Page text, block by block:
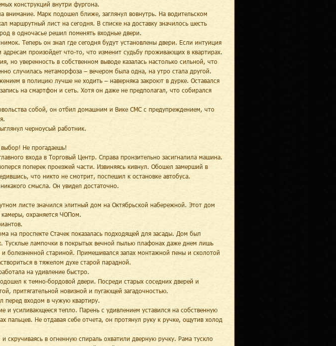
конструкций внутри фургона.
внимание. Марк подошел ближе, заглянул вовнутрь. На водительском
маршрутный лист на сегодня. В списке на доставку значилось шесть
в одночасье решил поменять входные двери.
Теперь он знал где сегодня будут установлены двери. Если интуиция
произойдет что-то, что изменит судьбу проживающих в квартирах.
но уверенность в собственном выводе казалась настолько сильной, что
случилась метаморфоза – вечером была одна, на утро стала другой.
в полицию лучше не ходить – наверняка закроют в дурке. Оставался
на смартфон и сеть. Хотя он даже не предполагал, что собирался
собой, он отбил домашним и Вике СМС с предупреждением, что
черноусый работник.
Не прогадаешь!
входа в Торговый Центр. Справа пронзительно засигналила машина.
поперек проезжей части. Извиняясь кивнул. Обошел замерший в
что никто не смотрит, поспешил к остановке автобуса.
смысла. Он увидел достаточно.
листе значился элитный дом на Октябрьской набережной. Этот дом
охраняется ЧОПом.
на проспекте Стачек показалась подходящей для засады. Дом был
Тусклые лампочки в покрытых вечной пылью плафонах даже днем лишь
болезненной стариной. Примешивался запах монтажной пены и сколотой
в тяжелом духе старой парадной.
на удивление быстро.
к темно-бордовой двери. Посреди старых соседних дверей и
притягательной новизной и пугающей загадочностью.
перед входом в чужую квартиру.
и усиливающееся тепло. Парень с удивлением уставился на собственную
пальцев. Не отдавая себе отчета, он протянул руку к ручке, ощутив холод
скручиваясь в огненную спираль охватили дверную ручку. Рама тускло